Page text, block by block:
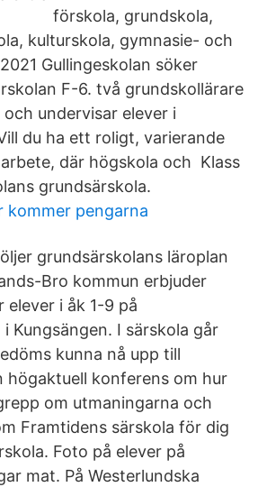
förskola, grundskola,
kulturskola, gymnasie- och
Gullingeskolan söker
F-6. två grundskollärare
undervisar elever i
du ha ett roligt, varierande
där högskola och Klass
grundsärskola.
kommer pengarna
grundsärskolans läroplan
Bro kommun erbjuder
elever i åk 1-9 på
Kungsängen. I särskola går
kunna nå upp till
högaktuell konferens om hur
om utmaningarna och
Framtidens särskola för dig
Foto på elever på
mat. På Westerlundska